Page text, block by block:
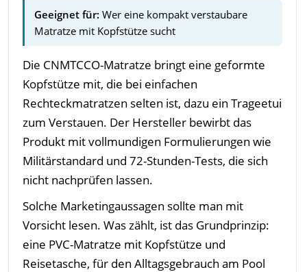
Geeignet für: Wer eine kompakt verstaubare
Matratze mit Kopfstütze sucht
Die CNMTCCO-Matratze bringt eine geformte
Kopfstütze mit, die bei einfachen
Rechteckmatratzen selten ist, dazu ein Trageetui
zum Verstauen. Der Hersteller bewirbt das
Produkt mit vollmundigen Formulierungen wie
Militärstandard und 72-Stunden-Tests, die sich
nicht nachprüfen lassen.
Solche Marketingaussagen sollte man mit
Vorsicht lesen. Was zählt, ist das Grundprinzip:
eine PVC-Matratze mit Kopfstütze und
Reisetasche, für den Alltagsgebrauch am Pool